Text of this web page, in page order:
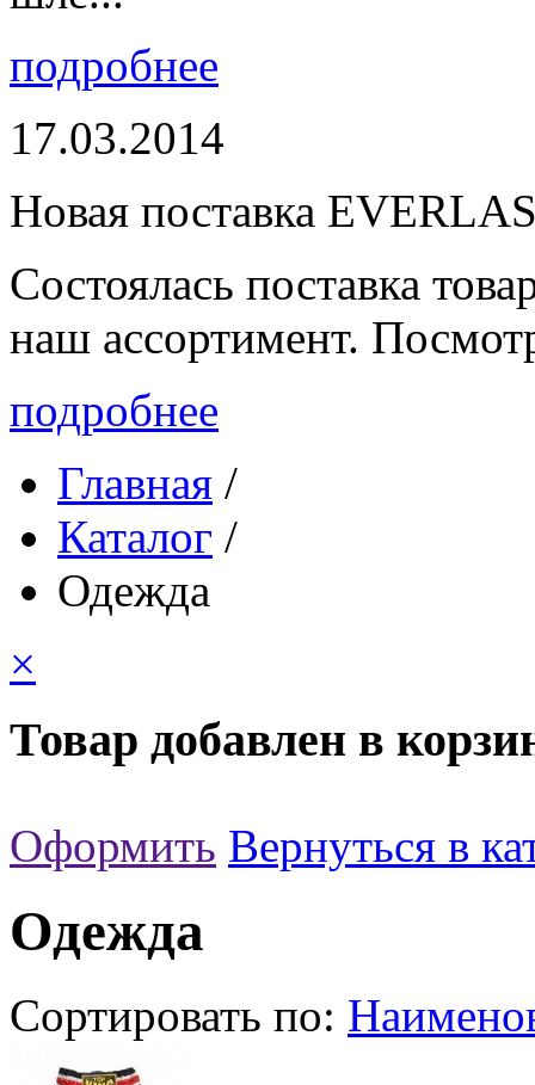
подробнее
17.03.2014
Новая поставка
Состоялась поставка
наш ассортимент.
подробнее
Главная /
Каталог /
Одежда
×
Товар добавлен в
Оформить Вернуться в
Одежда
Сортировать по: